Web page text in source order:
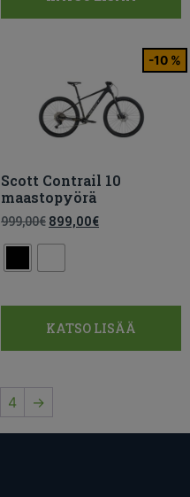
-10 %
Scott Contrail 10
maastopyörä
999,00€ 899,00€
KATSO LISÄÄ
4 →